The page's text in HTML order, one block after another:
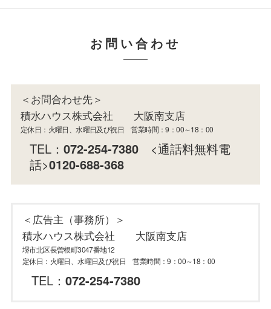
お問い合わせ
＜お問合わせ先＞
積水ハウス株式会社 大阪南支店
定休日：火曜日、水曜日及び祝日 営業時間：9：00～18：00
TEL：072-254-7380 <通話料無料電
話>0120-688-368
＜広告主（事務所）＞
積水ハウス株式会社 大阪南支店
堺市北区長曽根町3047番地12
定休日：火曜日、水曜日及び祝日 営業時間：9：00～18：00
TEL： 072-254-7380